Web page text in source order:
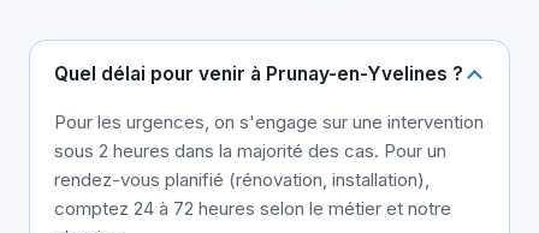
Quel délai pour venir à Prunay-en-Yvelines ?
Pour les urgences, on s'engage sur une intervention
sous 2 heures dans la majorité des cas. Pour un
rendez-vous planifié (rénovation, installation),
comptez 24 à 72 heures selon le métier et notre